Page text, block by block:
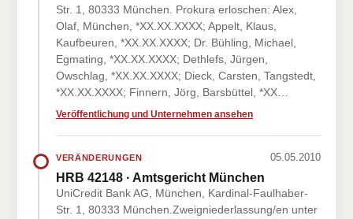
Str. 1, 80333 München. Prokura erloschen: Alex,
Olaf, München, *XX.XX.XXXX; Appelt, Klaus,
Kaufbeuren, *XX.XX.XXXX; Dr. Bühling, Michael,
Egmating, *XX.XX.XXXX; Dethlefs, Jürgen,
Owschlag, *XX.XX.XXXX; Dieck, Carsten, Tangstedt,
*XX.XX.XXXX; Finnern, Jörg, Barsbüttel, *XX…
Veröffentlichung und Unternehmen ansehen
VERÄNDERUNGEN 05.05.2010
HRB 42148 · Amtsgericht München
UniCredit Bank AG, München, Kardinal-Faulhaber-
Str. 1, 80333 München.Zweigniederlassung/en unter